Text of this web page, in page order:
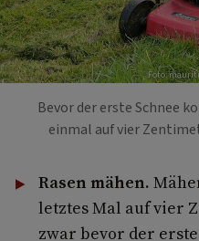
Foto:
Bevor der erste Schnee
einmal auf vier
Rasen mähen.
letztes Mal auf vier
zwar bevor der